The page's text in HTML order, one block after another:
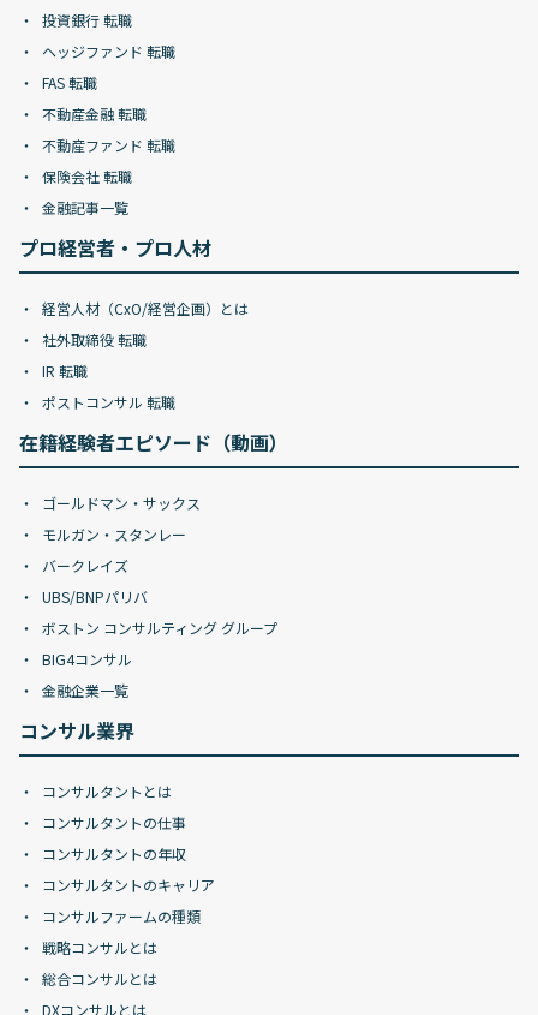
投資銀行 転職
ヘッジファンド 転職
FAS 転職
不動産金融 転職
不動産ファンド 転職
保険会社 転職
金融記事一覧
プロ経営者・プロ人材
経営人材（CxO/経営企画）とは
社外取締役 転職
IR 転職
ポストコンサル 転職
在籍経験者エピソード（動画）
ゴールドマン・サックス
モルガン・スタンレー
バークレイズ
UBS/BNPパリバ
ボストン コンサルティング グループ
BIG4コンサル
金融企業一覧
コンサル業界
コンサルタントとは
コンサルタントの仕事
コンサルタントの年収
コンサルタントのキャリア
コンサルファームの種類
戦略コンサルとは
総合コンサルとは
DXコンサルとは